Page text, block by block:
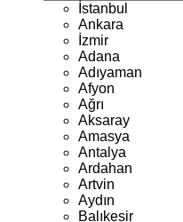
İstanbul
Ankara
İzmir
Adana
Adıyaman
Afyon
Ağrı
Aksaray
Amasya
Antalya
Ardahan
Artvin
Aydın
Balıkesir